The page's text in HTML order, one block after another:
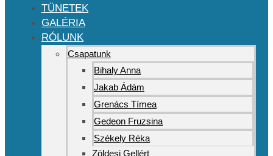
TÜNETEK
GALÉRIA
RÓLUNK
Csapatunk
Bihaly Anna
Jakab Ádám
Grenács Tímea
Gedeon Fruzsina
Székely Réka
Zöldesi Gellért